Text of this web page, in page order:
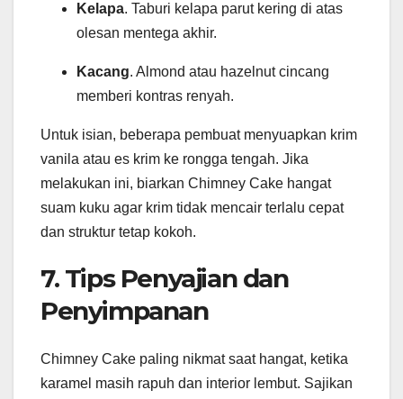
Kelapa. Taburi kelapa parut kering di atas
olesan mentega akhir.
Kacang. Almond atau hazelnut cincang
memberi kontras renyah.
Untuk isian, beberapa pembuat menyuapkan krim
vanila atau es krim ke rongga tengah. Jika
melakukan ini, biarkan Chimney Cake hangat
suam kuku agar krim tidak mencair terlalu cepat
dan struktur tetap kokoh.
7. Tips Penyajian dan
Penyimpanan
Chimney Cake paling nikmat saat hangat, ketika
karamel masih rapuh dan interior lembut. Sajikan